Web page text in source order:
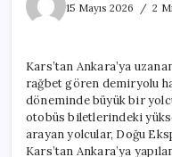
15 Mayıs 2026
2
Kars’tan Ankara’ya
rağbet gören demiryolu
döneminde büyük bir
otobüs biletlerindeki
arayan yolcular, Doğu
Kars’tan Ankara’ya